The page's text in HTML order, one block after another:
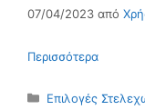
07/04/2023 από
Περισσότερα
Κατηγορίες
Επιλογές